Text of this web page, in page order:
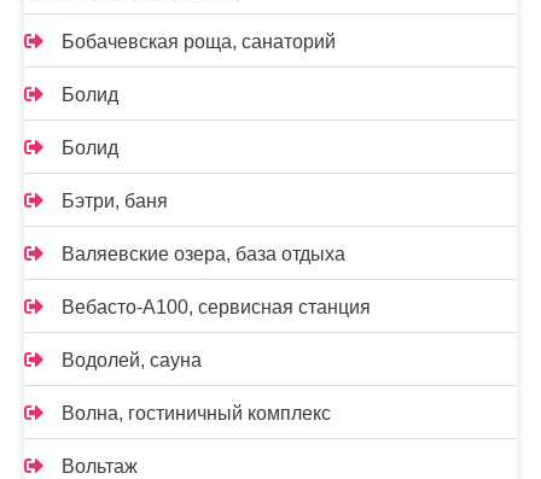
Бобачевская роща, санаторий
Болид
Болид
Бэтри, баня
Валяевские озера, база отдыха
Вебасто-А100, сервисная станция
Водолей, сауна
Волна, гостиничный комплекс
Вольтаж